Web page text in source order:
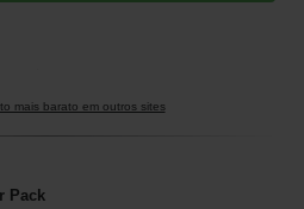
mais barato em outros sites
Pack